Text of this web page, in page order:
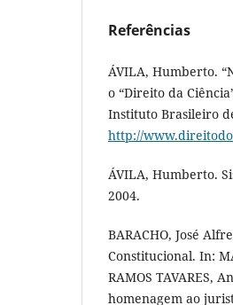
Referências
ÁVILA, Humberto.
o “Direito da
Instituto Brasileiro
http://
ÁVILA, Humberto.
2004.
BARACHO, José
Constitucional. In:
RAMOS TAVARES,
homenagem ao